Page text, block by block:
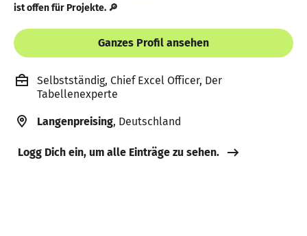
ist offen für Projekte. 🔎
Ganzes Profil ansehen
Selbstständig, Chief Excel Officer, Der
Tabellenexperte
Langenpreising, Deutschland
Logg Dich ein, um alle Einträge zu sehen.